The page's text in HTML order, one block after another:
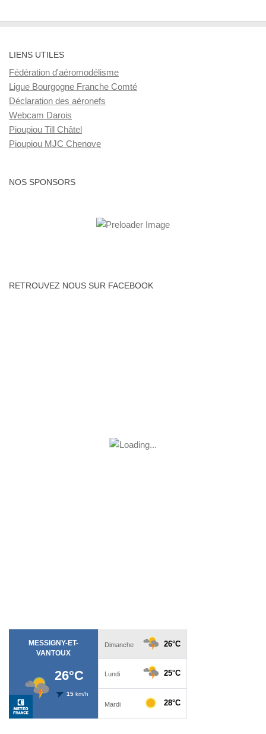
LIENS UTILES
Fédération d'aéromodélisme
Ligue Bourgogne Franche Comté
Déclaration des aéronefs
Webcam Darois
Pioupiou Till Châtel
Pioupiou MJC Chenove
NOS SPONSORS
RETROUVEZ NOUS SUR FACEBOOK